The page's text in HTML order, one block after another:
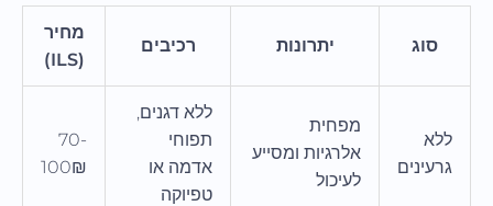
סוג יתרונות רכיבים
מחיר
(ILS)
ללא
גרעינים
מפחית
אלרגיות ומסייע
לעיכול
ללא דגנים,
תפוחי
אדמה או
טפיוקה
70-
100₪